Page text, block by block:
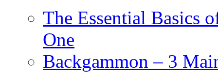
The Essential Basics
One
Backgammon – 3